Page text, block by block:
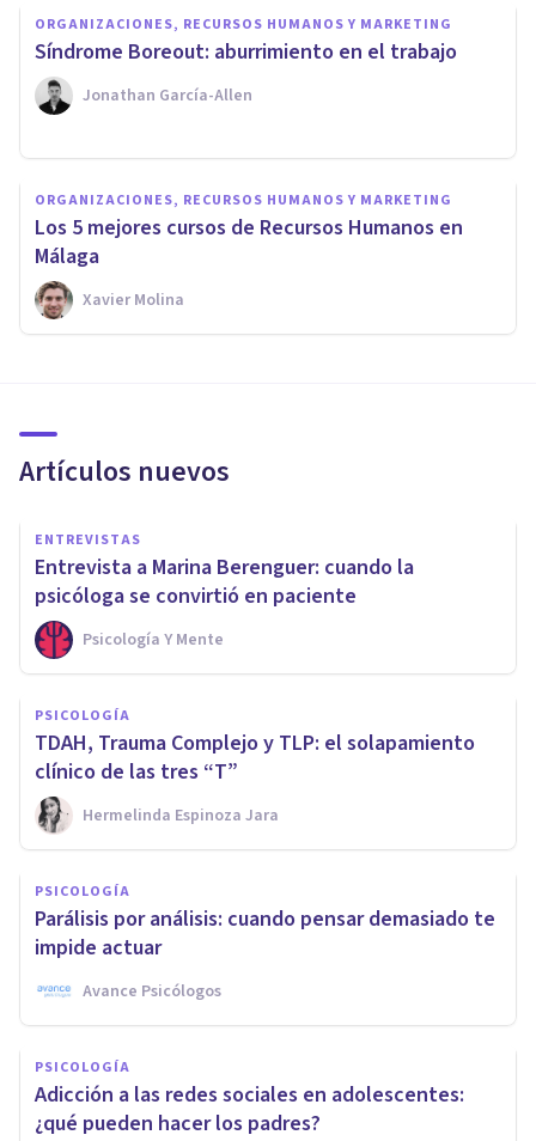
ORGANIZACIONES, RECURSOS HUMANOS Y MARKETING
Síndrome Boreout: aburrimiento en el trabajo
Jonathan García-Allen
ORGANIZACIONES, RECURSOS HUMANOS Y MARKETING
Los 5 mejores cursos de Recursos Humanos en
Málaga
Xavier Molina
Artículos nuevos
ENTREVISTAS
Entrevista a Marina Berenguer: cuando la
psicóloga se convirtió en paciente
Psicología Y Mente
PSICOLOGÍA
TDAH, Trauma Complejo y TLP: el solapamiento
clínico de las tres “T”
Hermelinda Espinoza Jara
PSICOLOGÍA
Parálisis por análisis: cuando pensar demasiado te
impide actuar
Avance Psicólogos
PSICOLOGÍA
Adicción a las redes sociales en adolescentes:
¿qué pueden hacer los padres?